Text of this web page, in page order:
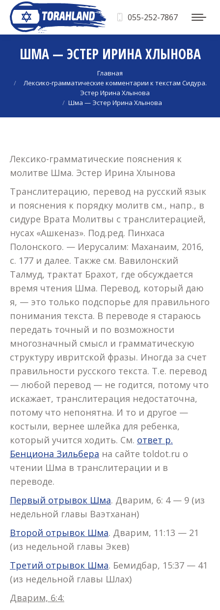
055-252-7867
ШМА — ЭСТЕР ИРИНА ХЛЫНОВА
Главная
Лексико-грамматические комментарии к текстам Сидура.
Эстер Ирина Хлынова
Шма — Эстер Ирина Хлынова
Лексико-грамматические пояснения к
молитве Шма. Эстер Ирина Хлынова
Транслитерацию, перевод на русский язык
и пояснения к порядку молитв см., напр., в
сидуре Врата Молитвы с транслитерацией,
нусах «Ашкеназ». Под.ред. Пинхаса
Полонского. — Иерусалим: Маханаим, 2016,
с. 177 и далее. Также см. Вавилонский
Талмуд, трактат Брахот, где обсуждается
время чтения Шма. Перевод, который даю
я, — это только подспорье для правильного
понимания текста. В переводе я стараюсь
передать точный и по возможности
многозначный смысл и грамматическую
структуру ивритской фразы. Иногда за счет
правильности русского текста. Т.е. перевод
— любой перевод — не годится, потому что
искажает, транслитерация недостаточна,
потому что непонятна. И то и другое —
костыли, вернее шлейка для ребенка,
который учится ходить. См. ответ р.
Бенциона Зильбера на сайте toldot.ru о
чтении Шма в транслитерации и в
переводе.
Первый отрывок Шма. Дварим, 6: 4 — 9 (из
недельной главы Ваэтханан)
Второй отрывок Шма. Дварим, 11:13 — 21
(из недельной главы Экев)
Третий отрывок Шма. Бемидбар, 15:37 — 41
(из недельной главы Шлах)
Дварим, 6:4: